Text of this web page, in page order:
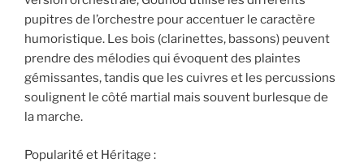
pupitres de l’orchestre pour accentuer le caractère
humoristique. Les bois (clarinettes, bassons) peuvent
prendre des mélodies qui évoquent des plaintes
gémissantes, tandis que les cuivres et les percussions
soulignent le côté martial mais souvent burlesque de
la marche.
Popularité et Héritage :